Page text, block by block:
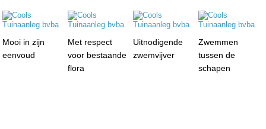
Mooi in zijn
eenvoud
Met respect
voor bestaande
flora
Uitnodigende
zwemvijver
Zwemmen
tussen de
schapen